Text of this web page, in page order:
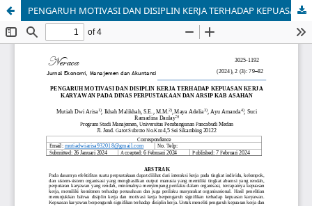
PENGARUH MOTIVASI DAN DISIPLIN KERJA TERHADAP KEPUASAN KERJA KARYAWAN PADA DINAS PERPUSTAKAAN DAN ARSIP KAB ASAHAN